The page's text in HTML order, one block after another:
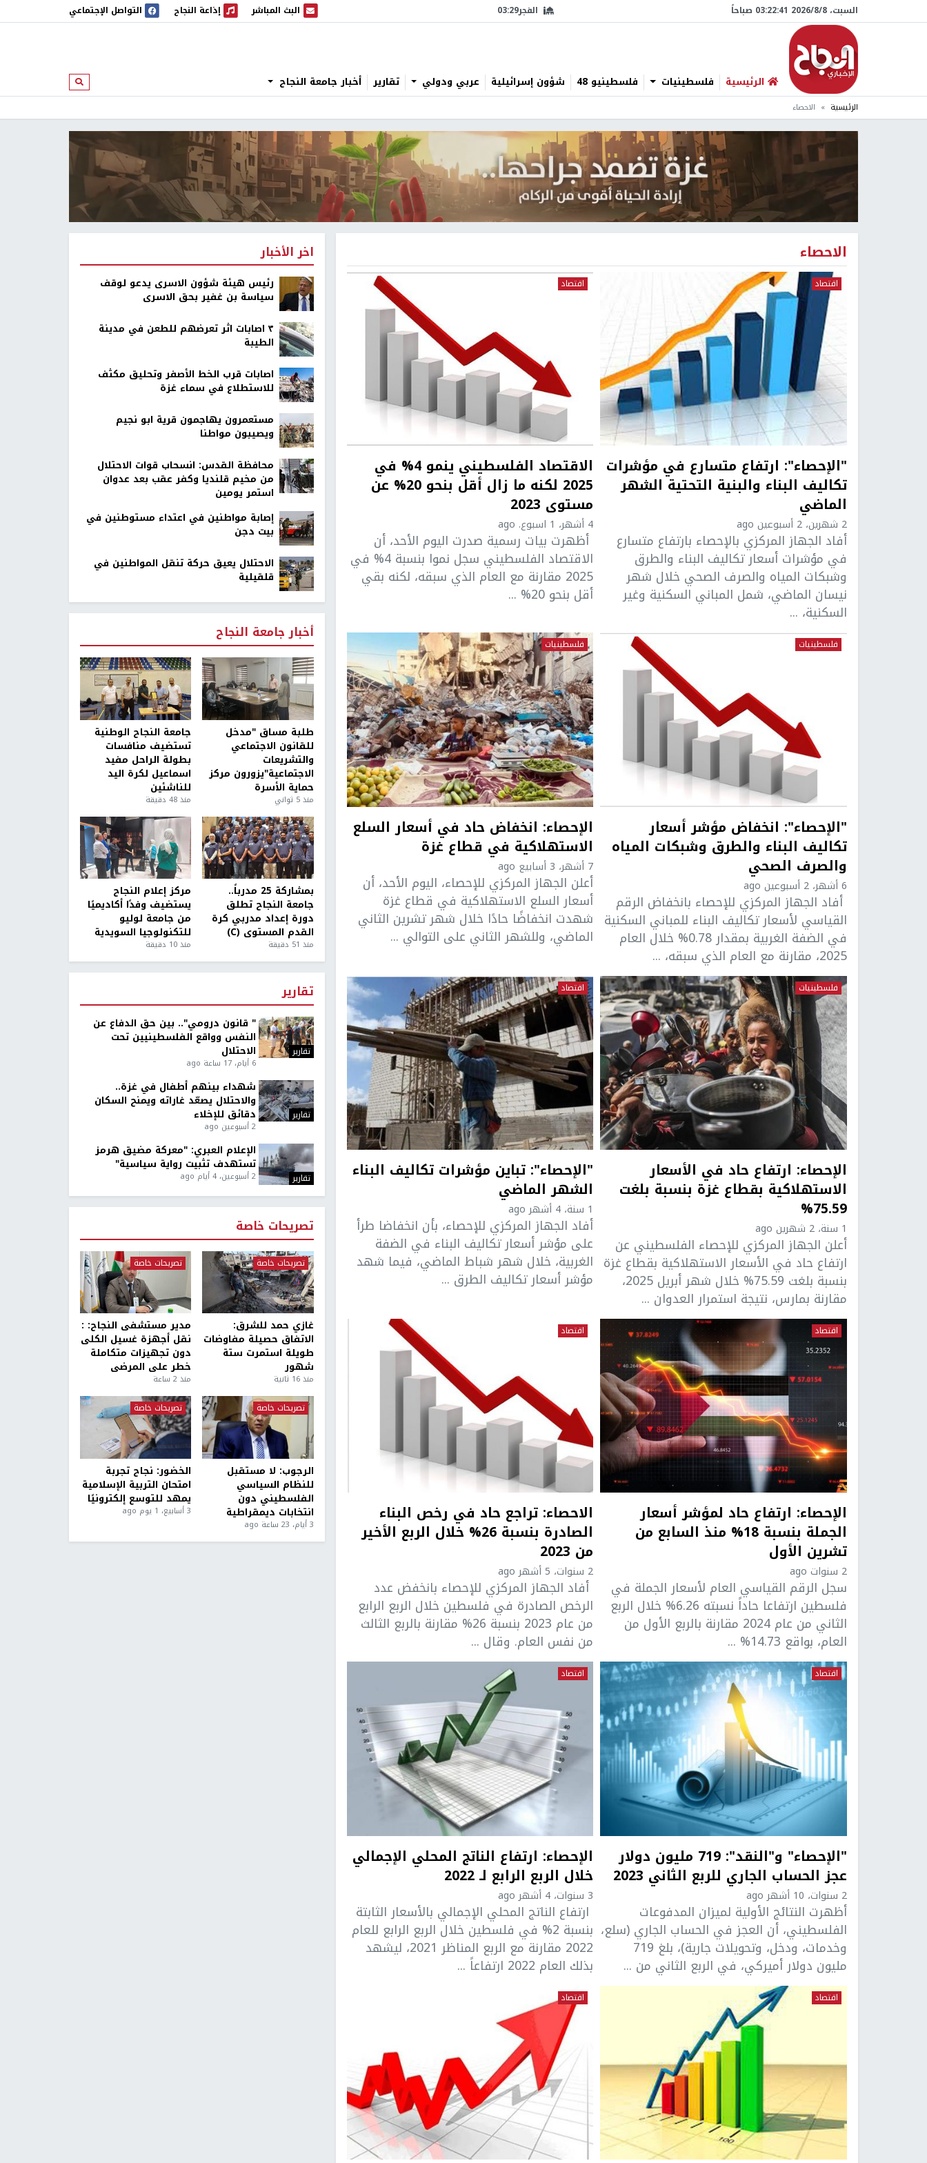
السبت، 8/‏8/‏2026 03:22:42 صباحاً الفجر03:29 البث المباشر
البث المباشر إذاعة النجاح
إذاعة النجاح التواصل الإجتماعي
الرئيسية فلسطينيات فلسطينيو 48 شؤون إسرائيلية عربي ودولي تقارير أخبار جامعة النجاح ابحث
الرئيسية الاحصاء
الاحصاء
اقتصاد
"الإحصاء": ارتفاع متسارع في مؤشرات
تكاليف البناء والبنية التحتية الشهر
الماضي
2 شهرين، 2 أسبوعين ago
أفاد الجهاز المركزي بالإحصاء بارتفاع متسارع
في مؤشرات أسعار تكاليف البناء والطرق
وشبكات المياه والصرف الصحي خلال شهر
نيسان الماضي، شمل المباني السكنية وغير
السكنية، ...
اقتصاد
الاقتصاد الفلسطيني ينمو 4% في
2025 لكنه ما زال أقل بنحو 20% عن
مستوى 2023
4 أشهر، 1 اسبوع. ago
أظهرت بيات رسمية صدرت اليوم الأحد، أن
الاقتصاد الفلسطيني سجل نموا بنسبة 4% في
2025 مقارنة مع العام الذي سبقه، لكنه بقي
أقل بنحو 20% ...
فلسطينيات
"الإحصاء": انخفاض مؤشر أسعار
تكاليف البناء والطرق وشبكات المياه
والصرف الصحي
6 أشهر، 2 أسبوعين ago
أفاد الجهاز المركزي للإحصاء بانخفاض الرقم
القياسي لأسعار تكاليف البناء للمباني السكنية
في الضفة الغربية بمقدار 0.78% خلال العام
2025، مقارنة مع العام الذي سبقه، ...
فلسطينيات
الإحصاء: انخفاض حاد في أسعار السلع
الاستهلاكية في قطاع غزة
7 أشهر، 3 أسابيع ago
أعلن الجهاز المركزي للإحصاء، اليوم الأحد، أن
أسعار السلع الاستهلاكية في قطاع غزة
شهدت انخفاضًا حادًا خلال شهر تشرين الثاني
الماضي، وللشهر الثاني على التوالي ...
فلسطينيات
الإحصاء: ارتفاع حاد في الأسعار
الاستهلاكية بقطاع غزة بنسبة بلغت
75.59%
1 سنة، 2 شهرين ago
أعلن الجهاز المركزي للإحصاء الفلسطيني عن
ارتفاع حاد في الأسعار الاستهلاكية بقطاع غزة
بنسبة بلغت 75.59% خلال شهر أبريل 2025،
مقارنة بمارس، نتيجة استمرار العدوان ...
اقتصاد
"الإحصاء": تباين مؤشرات تكاليف البناء
الشهر الماضي
1 سنة، 4 أشهر ago
أفاد الجهاز المركزي للإحصاء، بأن انخفاضا طرأ
على مؤشر أسعار تكاليف البناء في الضفة
الغربية، خلال شهر شباط الماضي، فيما شهد
مؤشر أسعار تكاليف الطرق ...
اقتصاد
الإحصاء: ارتفاع حاد لمؤشر أسعار
الجملة بنسبة 18% منذ السابع من
تشرين الأول
2 سنوات ago
سجل الرقم القياسي العام لأسعار الجملة في
فلسطين ارتفاعا حاداً نسبته 6.26% خلال الربع
الثاني من عام 2024 مقارنة بالربع الأول من
العام، بواقع 14.73% ...
اقتصاد
الاحصاء: تراجع حاد في رخص البناء
الصادرة بنسبة 26% خلال الربع الأخير
من 2023
2 سنوات، 5 أشهر ago
أفاد الجهاز المركزي للإحصاء بانخفض عدد
الرخص الصادرة في فلسطين خلال الربع الرابع
من عام 2023 بنسبة 26% مقارنة بالربع الثالث
من نفس العام. وقال ...
اقتصاد
"الإحصاء" و"النقد": 719 مليون دولار
عجز الحساب الجاري للربع الثاني 2023
2 سنوات، 10 أشهر ago
أظهرت النتائج الأولية لميزان المدفوعات
الفلسطيني، أن العجز في الحساب الجاري (سلع،
وخدمات، ودخل، وتحويلات جارية)، بلغ 719
مليون دولار أميركي، في الربع الثاني من ...
اقتصاد
الإحصاء: ارتفاع الناتج المحلي الإجمالي
خلال الربع الرابع لـ 2022
3 سنوات، 4 أشهر ago
ارتفاع الناتج المحلي الإجمالي بالأسعار الثابتة
بنسبة 2% في فلسطين خلال الربع الرابع للعام
2022 مقارنة مع الربع المناظر 2021، ليشهد
بذلك العام 2022 ارتفاعاً ...
اقتصاد اقتصاد
اخر الأخبار
رئيس هيئة شؤون الاسرى يدعو لوقف
سياسة بن غفير بحق الاسرى
٣ اصابات اثر تعرضهم للطعن في مدينة
الطيبة
اصابات قرب الخط الأصفر وتحليق مكثف
للاستطلاع في سماء غزة
مستعمرون يهاجمون قرية ابو نجيم
ويصيبون مواطنا
محافظة القدس: انسحاب قوات الاحتلال
من مخيم قلنديا وكفر عقب بعد عدوان
استمر يومين
إصابة مواطنين في اعتداء مستوطنين في
بيت دجن
الاحتلال يعيق حركة تنقل المواطنين في
قلقيلية
أخبار جامعة النجاح
طلبة مساق "مدخل
للقانون الاجتماعي
والتشريعات
الاجتماعية"يزورون مركز
حماية الأسرة
منذ 5 ثواني
جامعة النجاح الوطنية
تستضيف منافسات
بطولة الراحل مفيد
اسماعيل لكرة اليد
للناشئين
منذ 48 دقيقة
بمشاركة 25 مدرباً..
جامعة النجاح تطلق
دورة إعداد مدربي كرة
القدم المستوى (C)
منذ 51 دقيقة
مركز إعلام النجاح
يستضيف وفدًا أكاديميًا
من جامعة لوليو
للتكنولوجيا السويدية
منذ 10 دقيقة
تقارير
تقارير
" قانون درومي".. بين حق الدفاع عن
النفس وواقع الفلسطينيين تحت
الاحتلال
6 أيام، 17 ساعة ago
تقارير
شهداء بينهم أطفال في غزة..
والاحتلال يصعّد غاراته ويمنح السكان
دقائق للإخلاء
2 أسبوعين ago
تقارير
الإعلام العبري: "معركة مضيق هرمز
تستهدف تثبيت رواية سياسية"
2 أسبوعين، 4 أيام ago
تصريحات خاصة
تصريحات خاصة
غازي حمد للشرق:
الاتفاق حصيلة مفاوضات
طويلة استمرت ستة
شهور
منذ 16 ثانية
تصريحات خاصة
مدير مستشفى النجاح: :
نقل أجهزة غسيل الكلى
دون تجهيزات متكاملة
خطر على المرضى
منذ 2 ساعة
تصريحات خاصة
الرجوب: لا مستقبل
للنظام السياسي
الفلسطيني دون
انتخابات ديمقراطية
3 أيام، 23 ساعة ago
تصريحات خاصة
الخضور: نجاح تجربة
امتحان التربية الإسلامية
يمهد للتوسع إلكترونيًا
3 أسابيع، 1 يوم ago